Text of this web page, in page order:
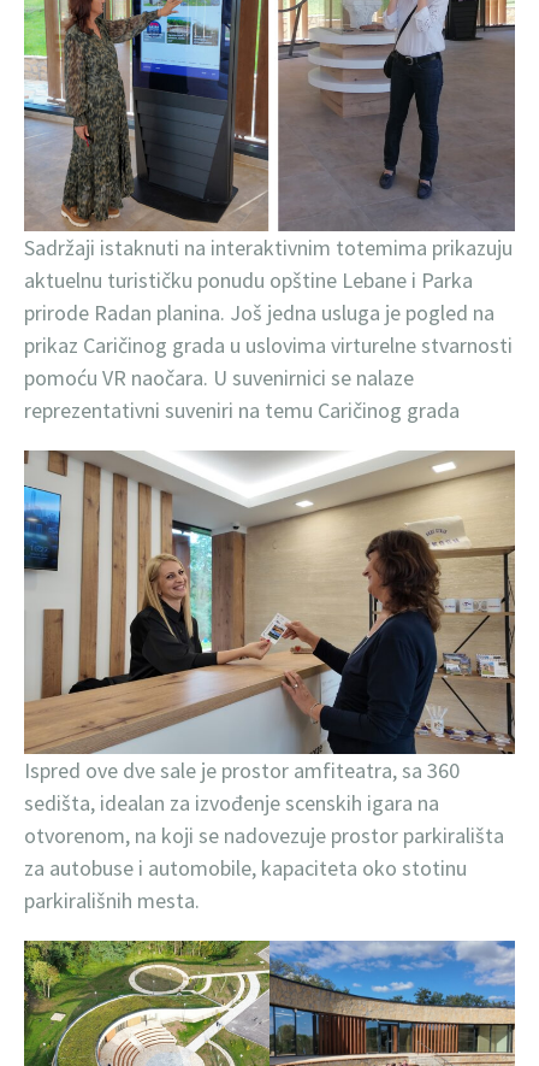
Sadržaji istaknuti na interaktivnim totemima prikazuju
aktuelnu turističku ponudu opštine Lebane i Parka
prirode Radan planina. Još jedna usluga je pogled na
prikaz Caričinog grada u uslovima virturelne stvarnosti
pomoću VR naočara. U suvenirnici se nalaze
reprezentativni suveniri na temu Caričinog grada
Ispred ove dve sale je prostor amfiteatra, sa 360
sedišta, idealan za izvođenje scenskih igara na
otvorenom, na koji se nadovezuje prostor parkirališta
za autobuse i automobile, kapaciteta oko stotinu
parkirališnih mesta.